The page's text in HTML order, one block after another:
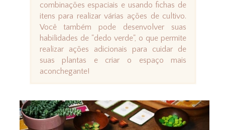
combinações espaciais e usando fichas de
itens para realizar várias ações de cultivo.
Você também pode desenvolver suas
habilidades de "dedo verde", o que permite
realizar ações adicionais para cuidar de
suas plantas e criar o espaço mais
aconchegante!